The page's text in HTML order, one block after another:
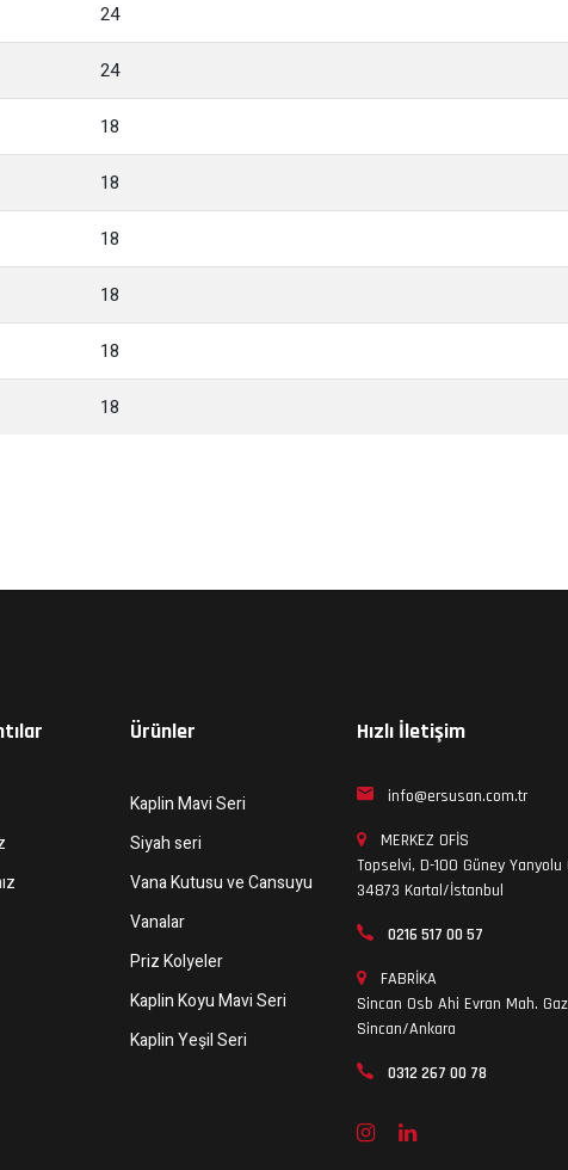
24
24
18
18
18
18
18
18
Ürünler
Kaplin Mavi Seri
Siyah seri
Vana Kutusu ve Cansuyu
Vanalar
Priz Kolyeler
Kaplin Koyu Mavi Seri
Kaplin Yeşil Seri
Hızlı İletişim
info@ersusan.com.tr
MERKEZ OFİS
Topselvi, D-100 Güney Yanyolu
34873 Kartal/İstanbul
0216 517 00 57
FABRİKA
Sincan Osb Ahi Evran Mah.
Sincan/Ankara
0312 267 00 78